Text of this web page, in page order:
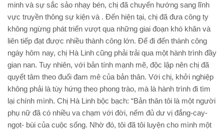
minh và sự sắc sảo nhạy bén, chị đã chuyển hướng sang lĩnh
vực truyền thông sự kiện và . Đến hiện tại, chị đã đưa công ty
không ngừng phát triển vượt qua những giai đoạn khó khăn và
liên tiếp đạt được nhiều thành công lớn. Để đi đến thành công
ngày hôm nay, chị Hà Linh cũng phải trải qua một hành trình đầy
gian nan. Tuy nhiên, với bản tính mạnh mẽ, độc lập nên chị đã
quyết tâm theo đuổi đam mê của bản thân. Với chị, khởi nghiệp
không phải là tùy hứng theo phong trào, mà là hành trình đi tìm
lại chính mình. Chị Hà Linh bộc bạch: “Bản thân tôi là một người
phụ nữ đã có nhiều va chạm với đời, nếm đủ dư vị đắng-cay-
ngọt- bùi của cuộc sống. Nhờ đó, tôi đã tôi luyện cho mình một